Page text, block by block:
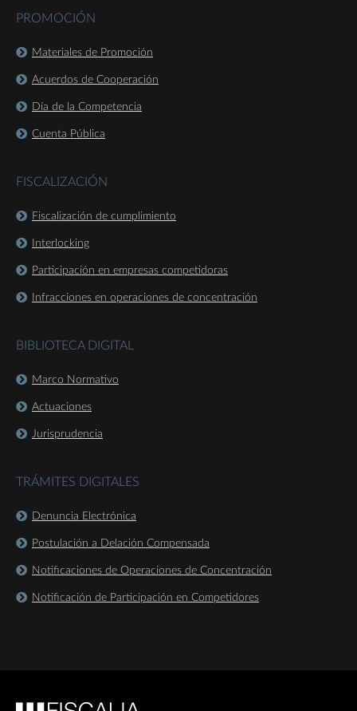
PROMOCIÓN
Materiales de Promoción
Acuerdos de Cooperación
Día de la Competencia
Cuenta Pública
FISCALIZACIÓN
Fiscalización de cumplimiento
Interlocking
Participación en empresas competidoras
Infracciones en operaciones de concentración
BIBLIOTECA DIGITAL
Marco Normativo
Actuaciones
Jurisprudencia
TRÁMITES DIGITALES
Denuncia Electrónica
Postulación a Delación Compensada
Notificaciones de Operaciones de Concentración
Notificación de Participación en Competidores